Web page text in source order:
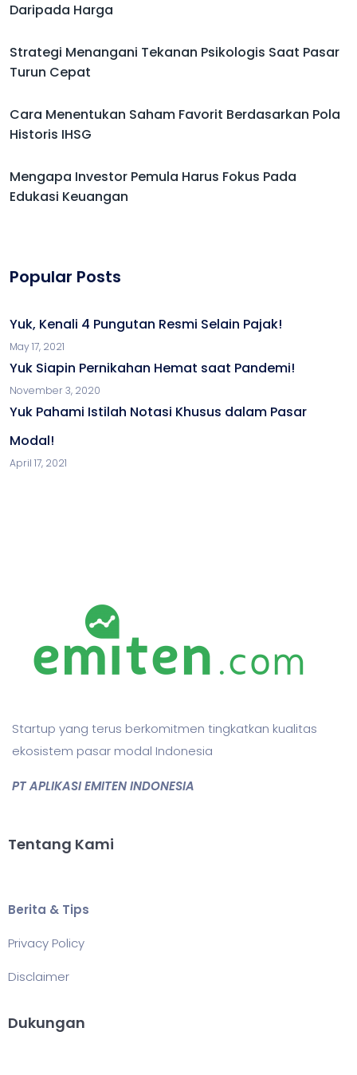
Daripada Harga
Strategi Menangani Tekanan Psikologis Saat Pasar
Turun Cepat
Cara Menentukan Saham Favorit Berdasarkan Pola
Historis IHSG
Mengapa Investor Pemula Harus Fokus Pada
Edukasi Keuangan
Popular Posts
Yuk, Kenali 4 Pungutan Resmi Selain Pajak!
May 17, 2021
Yuk Siapin Pernikahan Hemat saat Pandemi!
November 3, 2020
Yuk Pahami Istilah Notasi Khusus dalam Pasar
Modal!
April 17, 2021
Startup yang terus berkomitmen tingkatkan kualitas
ekosistem pasar modal Indonesia
PT APLIKASI EMITEN INDONESIA
Tentang Kami
Berita & Tips
Privacy Policy
Disclaimer
Dukungan